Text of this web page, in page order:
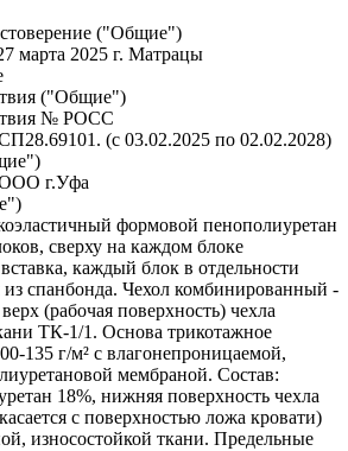
("Общие")
марта 2025 г. Матрацы
("Общие")
№ РОСС
(с 03.02.2025 по 02.02.2028)
г.Уфа
формовой пенополиуретан
сверху на каждом блоке
каждый блок в отдельности
спанбонда. Чехол комбинированный -
(рабочая поверхность) чехла
ТК-1/1. Основа трикотажное
135 г/м² с влагонепроницаемой,
мембраной. Состав:
18%, нижняя поверхность чехла
с поверхностью ложа кровати)
износостойкой ткани. Предельные